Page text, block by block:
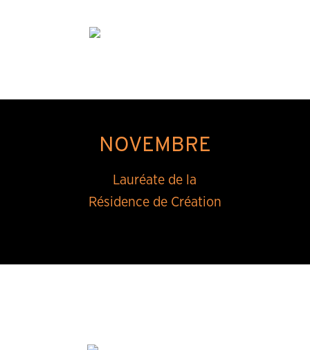
NOVEMBRE
Lauréate de la
Résidence de Création